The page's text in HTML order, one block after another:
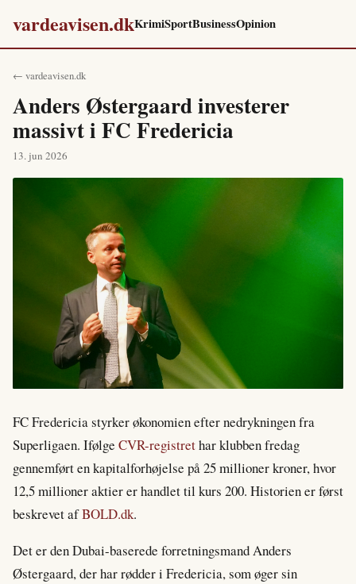
vardeavisen.dkKrimiSportBusinessOpinion
← vardeavisen.dk
Anders Østergaard investerer
massivt i FC Fredericia
13. jun 2026
FC Fredericia styrker økonomien efter nedrykningen fra
Superligaen. Ifølge CVR-registrethar klubben fredag
gennemført en kapitalforhøjelse på 25 millioner kroner, hvor
12,5 millioner aktier er handlet til kurs 200. Historien er først
beskrevet afBOLD.dk.
Det er den Dubai-baserede forretningsmand Anders
Østergaard, der har rødder i Fredericia, som øger sin